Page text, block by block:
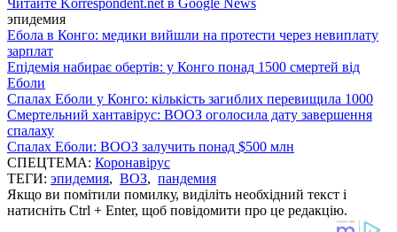
эпидемия
Ебола в Конго: медики вийшли на протести через невиплату
зарплат
Епідемія набирає обертів: у Конго понад 1500 смертей від
Еболи
Спалах Еболи у Конго: кількість загиблих перевищила 1000
Смертельний хантавірус: ВООЗ оголосила дату завершення
спалаху
Спалах Еболи: ВООЗ залучить понад $500 млн
СПЕЦТЕМА: Коронавірус
ТЕГИ: эпидемия, ВОЗ, пандемия
Якщо ви помітили помилку, виділіть необхідний текст і
натисніть Ctrl + Enter, щоб повідомити про це редакцію.